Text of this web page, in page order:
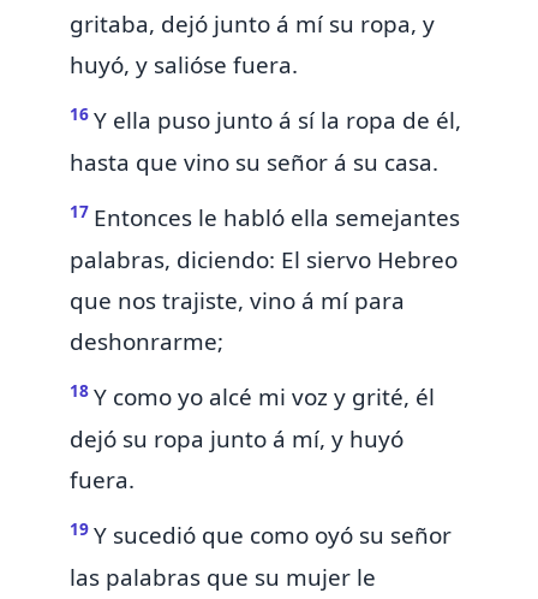
gritaba, dejó junto á mí su ropa, y
huyó, y salióse fuera.
16 Y ella puso junto á sí la ropa de él,
hasta que vino su señor á su casa.
17 Entonces le habló ella semejantes
palabras, diciendo: El siervo Hebreo
que nos trajiste, vino á mí para
deshonrarme;
18 Y como yo alcé mi voz y grité, él
dejó su ropa junto á mí, y huyó
fuera.
19 Y sucedió que como oyó su señor
las palabras que su mujer le